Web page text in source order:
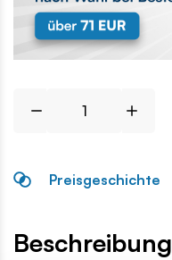
Preisgeschichte
Beschreibung